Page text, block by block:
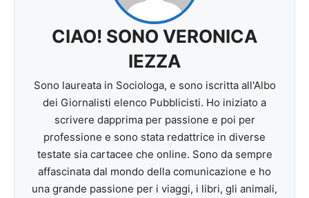
CIAO! SONO VERONICA
IEZZA
Sono laureata in Sociologa, e sono iscritta all'Albo
dei Giornalisti elenco Pubblicisti. Ho iniziato a
scrivere dapprima per passione e poi per
professione e sono stata redattrice in diverse
testate sia cartacee che online. Sono da sempre
affascinata dal mondo della comunicazione e ho
una grande passione per i viaggi, i libri, gli animali,